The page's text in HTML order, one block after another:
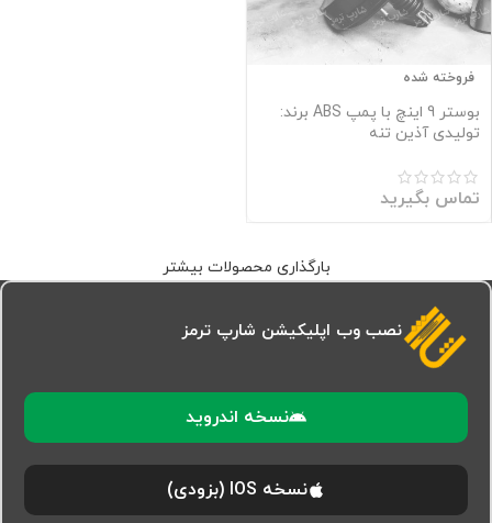
فروخته شده
بوستر 9 اینچ با پمپ ABS برند:
تولیدی آذین تنه
تماس بگیرید
بارگذاری محصولات بیشتر
نصب وب اپلیکیشن شارپ ترمز
نسخه اندروید
نسخه IOS (بزودی)